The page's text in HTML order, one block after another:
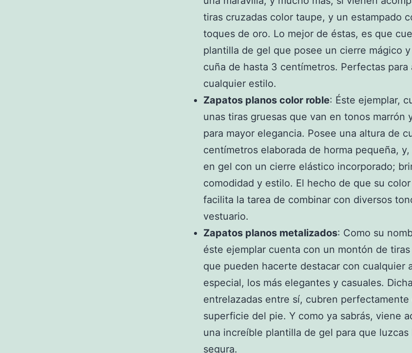
tiras cruzadas color taupe, y un estampado
toques de oro. Lo mejor de éstas, es que
plantilla de gel que posee un cierre mágico
cuña de hasta 3 centímetros. Perfectas para
cualquier estilo.
Zapatos planos color roble: Éste ejemplar,
unas tiras gruesas que van en tonos marrón
para mayor elegancia. Posee una altura de
centímetros elaborada de horma pequeña,
en gel con un cierre elástico incorporado;
comodidad y estilo. El hecho de que su
facilita la tarea de combinar con diversos
vestuario.
Zapatos planos metalizados: Como su
éste ejemplar cuenta con un montón de
que pueden hacerte destacar con cualquier
especial, los más elegantes y casuales.
entrelazadas entre sí, cubren perfectamente
superficie del pie. Y como ya sabrás, viene
una increíble plantilla de gel para que luzcas
segura.